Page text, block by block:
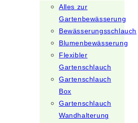
Alles zur
Gartenbewässerung
Bewässerungsschlauch
Blumenbewässerung
Flexibler
Gartenschlauch
Gartenschlauch
Box
Gartenschlauch
Wandhalterung